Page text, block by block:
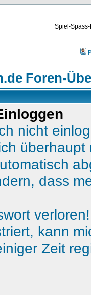
Spiel-
Foren-
nicht
überhaupt
dass
verloren!
kann
Zeit